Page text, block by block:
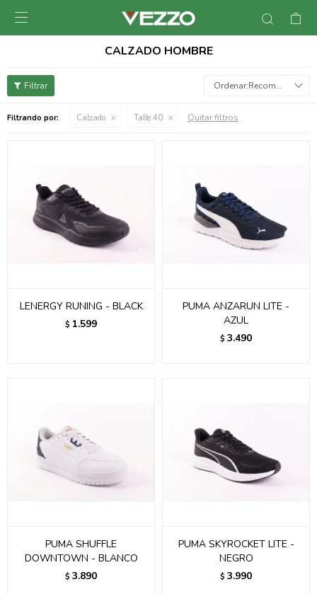

CALZADO HOMBRE
Recomendados
Filtrando por: Calzado Talle 40 Quitar filtros
LENERGY RUNING - BLACK
$ 1.599
PUMA ANZARUN LITE -
AZUL
$ 3.490
PUMA SHUFFLE
DOWNTOWN - BLANCO
$ 3.890
PUMA SKYROCKET LITE -
NEGRO
$ 3.990